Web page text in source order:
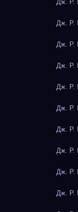
Дж. Р.
Дж. Р.
Дж. Р.
Дж. Р.
Дж. Р.
Дж. Р.
Дж. Р.
Дж. Р.
Дж. Р.
Дж. Р.